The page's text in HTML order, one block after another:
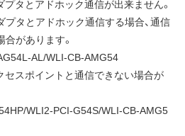
タとアドホック通信が出来ません。
タとアドホック通信する場合、通信
があります。
AL/WLI-CB-AMG54
スポイントと通信できない場合が
WLI2-PCI-G54S/WLI-CB-AMG5